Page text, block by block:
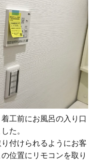
工前にお風呂の入り口
た。
付けられるようにお客
位置にリモコンを取り